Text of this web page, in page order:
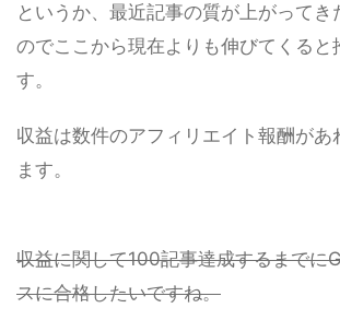
というか、最近記事の質が上がってき
のでここから現在よりも伸びてくると
す。
収益は数件のアフィリエイト報酬があ
ます。
収益に関して100記事達成するまでに
スに合格したいですね。